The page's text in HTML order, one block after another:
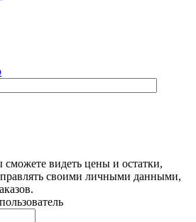
видеть цены и остатки,
своими личными данными,